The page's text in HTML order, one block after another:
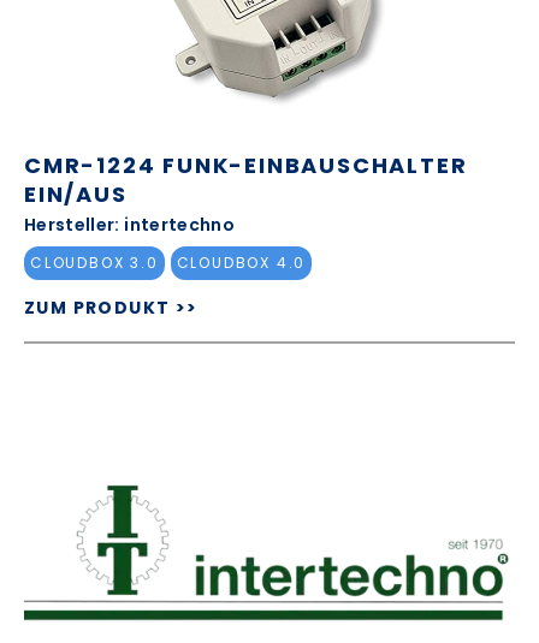
CMR-1224 FUNK-EINBAUSCHALTER
EIN/AUS
Hersteller: intertechno
CLOUDBOX 3.0 CLOUDBOX 4.0
ZUM PRODUKT >>